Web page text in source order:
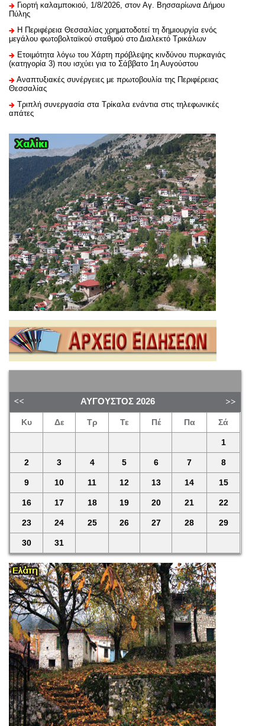
Γιορτή καλαμποκιού, 1/8/2026, στον Αγ. Βησσαρίωνα Δήμου
Πύλης
H Περιφέρεια Θεσσαλίας χρηματοδοτεί τη δημιουργία ενός
μεγάλου φωτοβολταϊκού σταθμού στο Διαλεκτό Τρικάλων
Ετοιμότητα λόγω του Χάρτη πρόβλεψης κινδύνου πυρκαγιάς
(κατηγορία 3) που ισχύει για το Σάββατο 1η Αυγούστου
Αναπτυξιακές συνέργειες με πρωτοβουλία της Περιφέρειας
Θεσσαλίας
Τριπλή συνεργασία στα Τρίκαλα ενάντια στις τηλεφωνικές
απάτες
ΑΎΓΟΥΣΤΟΣ 2026
Κυ Δε Τρ Τε Πέ Πα Σά
1
2 3 4 5 6 7 8
9 10 11 12 13 14 15
16 17 18 19 20 21 22
23 24 25 26 27 28 29
30 31